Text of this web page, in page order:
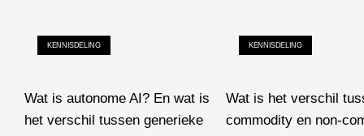
KENNISDELING
Wat is autonome AI? En wat is
het verschil tussen generieke
KENNISDELING
Wat is het verschil
commodity en non-